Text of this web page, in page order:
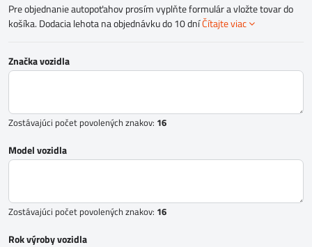
Pre objednanie autopoťahov prosím vyplňte formulár a vložte tovar do
košíka. Dodacia lehota na objednávku do 10 dníČítajte viac
Značka vozidla
Zostávajúci počet povolených znakov: 16
Model vozidla
Zostávajúci počet povolených znakov: 16
Rok výroby vozidla